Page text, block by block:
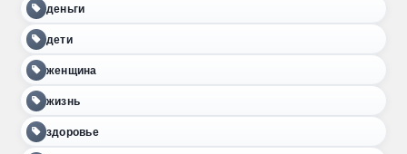
деньги
дети
женщина
жизнь
здоровье